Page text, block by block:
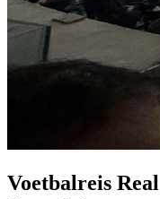
Voetbalreis